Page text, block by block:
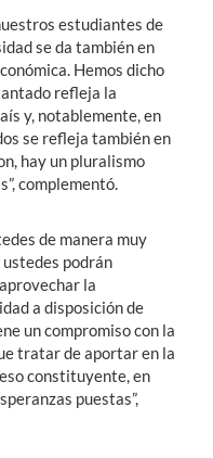
estudiantes de
se da también en
Hemos dicho
refleja la
y, notablemente, en
se refleja también en
hay un pluralismo
complementó.
de manera muy
podrán
la
a disposición de
un compromiso con la
tratar de aportar en la
constituyente, en
puestas”,